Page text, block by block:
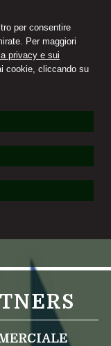
per consentire
Per maggiori
privacy e sui
cookie, cliccando su